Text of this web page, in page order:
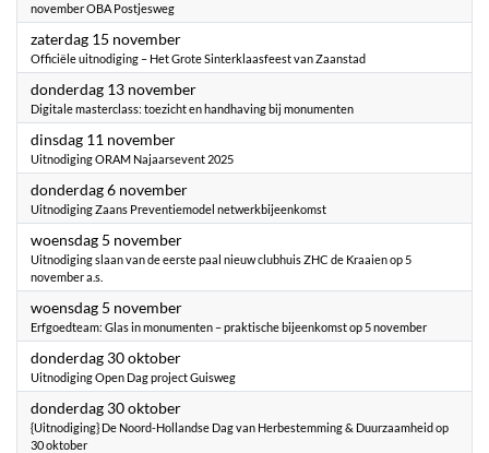
november OBA Postjesweg
zaterdag 15 november2025
Officiële uitnodiging – Het Grote Sinterklaasfeest van Zaanstad
donderdag 13 november2025
Digitale masterclass: toezicht en handhaving bij monumenten
dinsdag 11 november2025
Uitnodiging ORAM Najaarsevent 2025
donderdag 6 november2025
Uitnodiging Zaans Preventiemodel netwerkbijeenkomst
woensdag 5 november2025
Uitnodiging slaan van de eerste paal nieuw clubhuis ZHC de Kraaien op 5
november a.s.
woensdag 5 november2025
Erfgoedteam: Glas in monumenten – praktische bijeenkomst op 5 november
donderdag 30 oktober2025
Uitnodiging Open Dag project Guisweg
donderdag 30 oktober2025
{Uitnodiging} De Noord-Hollandse Dag van Herbestemming & Duurzaamheid op
30 oktober